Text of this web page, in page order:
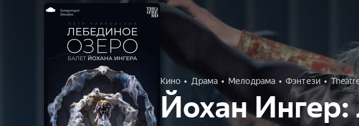
Кино Драма Мелодрама Фэнтези
Йохан